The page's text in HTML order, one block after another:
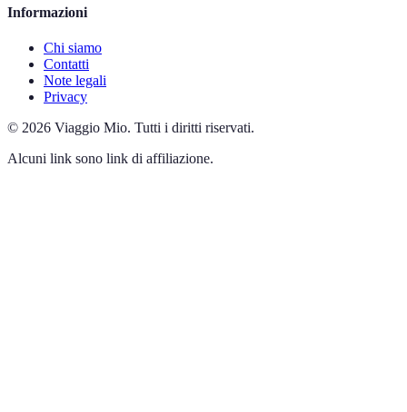
Informazioni
Chi siamo
Contatti
Note legali
Privacy
© 2026 Viaggio Mio. Tutti i diritti riservati.
Alcuni link sono link di affiliazione.